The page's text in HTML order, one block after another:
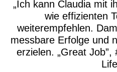
Ich kann Claudia mit
wie effizienten
weiterempfehlen.
messbare Erfolge und
erzielen. „Great